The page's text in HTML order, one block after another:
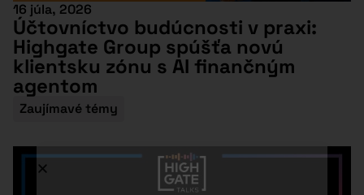
16 júla, 2026
Účtovníctvo budúcnosti v praxi:
Highgate Group spúšťa novú
klientsku zónu s AI finančným
agentom
Zaujímavé témy